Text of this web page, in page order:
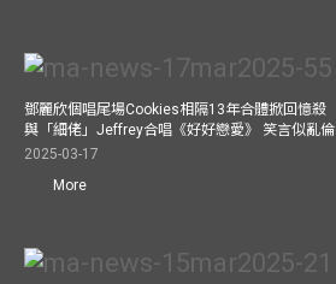
鄧麗欣個唱尾場Cookies相隔13年合體掀回憶殺
與「細佬」Jeffrey合唱《好好戀愛》 笑言似亂倫
2025-03-17
More